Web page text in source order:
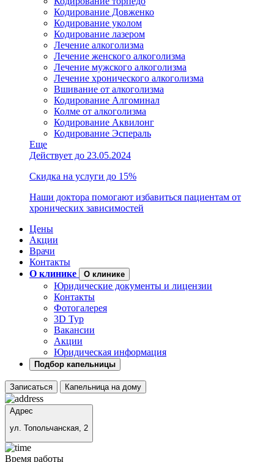
Кодирование Довженко
Кодирование уколом
Кодирование лазером
Лечение алкоголизма
Лечение женского алкоголизма
Лечение мужского алкоголизма
Лечение хронического алкоголизма
Вшивание от алкоголизма
Кодирование Алгоминал
Колме от алкоголизма
Кодирование Аквилонг
Кодирование Эспераль
Еще
Действует до 23.05.2024
Скидка на услуги до 15%
Наши доктора помогают избавиться пациентам от
хронических зависимостей
Цены
Акции
Врачи
Контакты
О клинике
О клинике
Юридические документы и лицензии
Контакты
Фотогалерея
3D Тур
Вакансии
Акции
Юридическая информация
Подбор капельницы
Записаться Капельница на дому
Адрес
ул. Топольчанская, 2
Время работы